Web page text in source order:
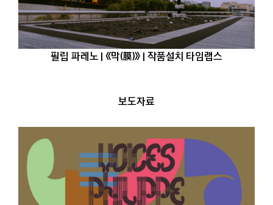
필립 파레노 | 《막(膜)》 | 작품설치 타임랩스
보도자료